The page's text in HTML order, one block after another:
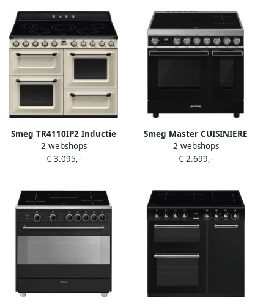
Smeg TR4110IP2 Inductie
fornuis 110 cm Crème
2 webshops
€ 3.095,-
Smeg Master CUISINIERE
CPF92IMBL Cuisinière
Plaque avec zone à
2 webshops
€ 2.699,-